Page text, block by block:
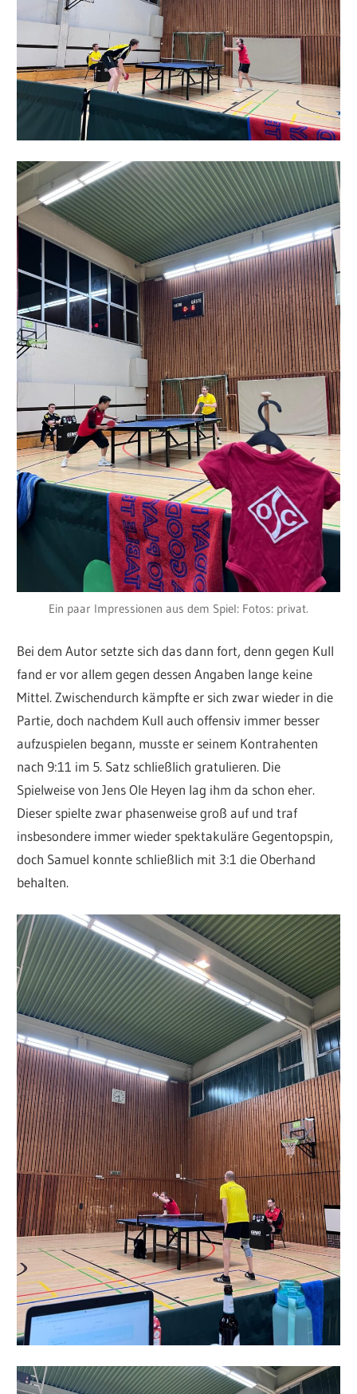
Ein paar Impressionen aus dem Spiel: Fotos: privat.
Bei dem Autor setzte sich das dann fort, denn gegen Kull
fand er vor allem gegen dessen Angaben lange keine
Mittel. Zwischendurch kämpfte er sich zwar wieder in die
Partie, doch nachdem Kull auch offensiv immer besser
aufzuspielen begann, musste er seinem Kontrahenten
nach 9:11 im 5. Satz schließlich gratulieren. Die
Spielweise von Jens Ole Heyen lag ihm da schon eher.
Dieser spielte zwar phasenweise groß auf und traf
insbesondere immer wieder spektakuläre Gegentopspin,
doch Samuel konnte schließlich mit 3:1 die Oberhand
behalten.